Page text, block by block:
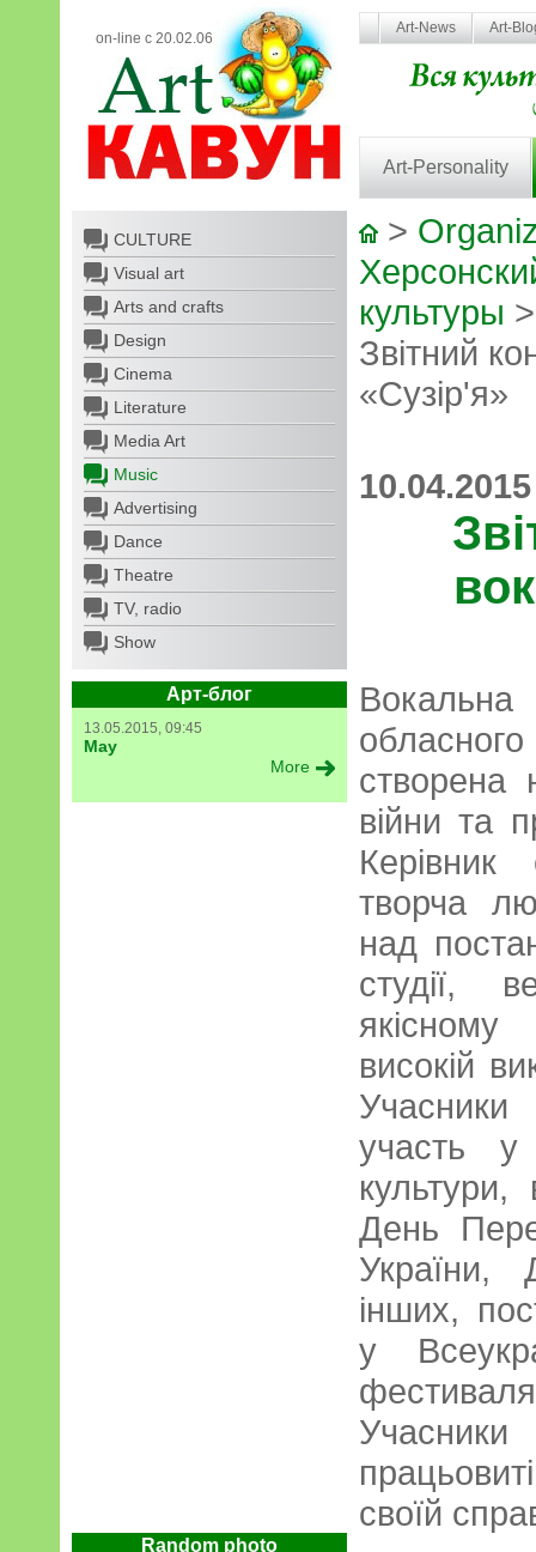
on-line с 20.02.06
Art-News Art-
Art-Personality
CULTURE
Visual art
Arts and crafts
Design
Cinema
Literature
Media Art
Music
Advertising
Dance
Theatre
TV, radio
Show
Арт-блог
13.05.2015, 09:45
May
More
Random photo
>
культуры
Звітний
«Сузір'я»
створена
війни та
творча
над
студії,
високій
Учасники
участь у
День
України,
інших,
у
своїй